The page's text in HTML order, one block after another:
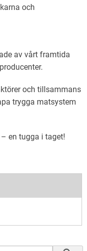
och
av vårt framtida
och tillsammans
trygga matsystem
en tugga i taget!